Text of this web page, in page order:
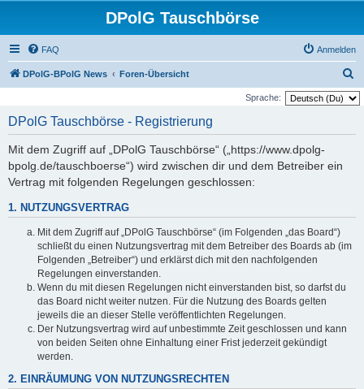
DPolG Tauschbörse
FAQ Anmelden
DPolG-BPolG News Foren-Übersicht
u
Sprache:
DPolG Tauschbörse - Registrierung
Mit dem Zugriff auf „DPolG Tauschbörse“ („https://www.dpolg-
bpolg.de/tauschboerse“) wird zwischen dir und dem Betreiber ein
Vertrag mit folgenden Regelungen geschlossen:
1. NUTZUNGSVERTRAG
Mit dem Zugriff auf „DPolG Tauschbörse“ (im Folgenden „das Board“)
schließt du einen Nutzungsvertrag mit dem Betreiber des Boards ab (im
Folgenden „Betreiber“) und erklärst dich mit den nachfolgenden
Regelungen einverstanden.
Wenn du mit diesen Regelungen nicht einverstanden bist, so darfst du
das Board nicht weiter nutzen. Für die Nutzung des Boards gelten
jeweils die an dieser Stelle veröffentlichten Regelungen.
Der Nutzungsvertrag wird auf unbestimmte Zeit geschlossen und kann
von beiden Seiten ohne Einhaltung einer Frist jederzeit gekündigt
werden.
2. EINRÄUMUNG VON NUTZUNGSRECHTEN